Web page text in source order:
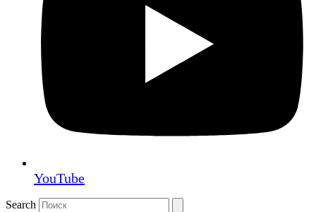
YouTube
Search